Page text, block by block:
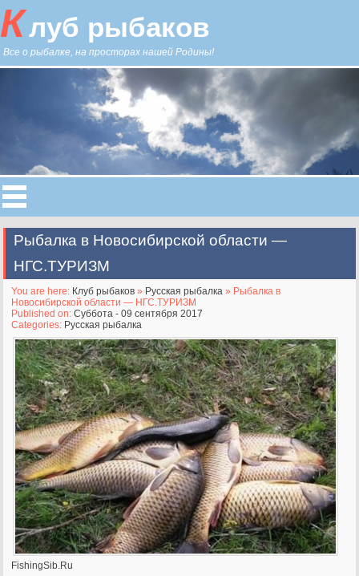
Клуб рыбаков
Все о рыбалке, на просторах нашей Родины!
Рыбалка в Новосибирской области —
НГС.ТУРИЗМ
You are here: Клуб рыбаков » Русская рыбалка » Рыбалка в
Новосибирской области — НГС.ТУРИЗМ
Published on:Суббота - 09 сентября 2017
Categories: Русская рыбалка
FishingSib.Ru